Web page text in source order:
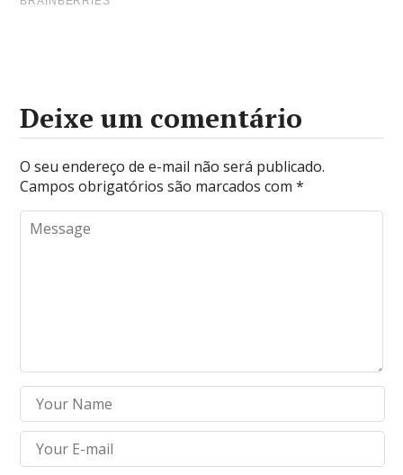
Deixe um comentário
O seu endereço de e-mail não será publicado.
Campos obrigatórios são marcados com*